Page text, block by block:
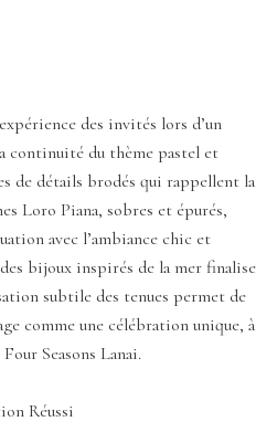
des invités lors d’un
continuité du thème pastel et
de détails brodés qui rappellent la
Loro Piana, sobres et épurés,
avec l’ambiance chic et
bijoux inspirés de la mer finalise
subtile des tenues permet de
comme une célébration unique, à
Seasons Lanai.
Réussi